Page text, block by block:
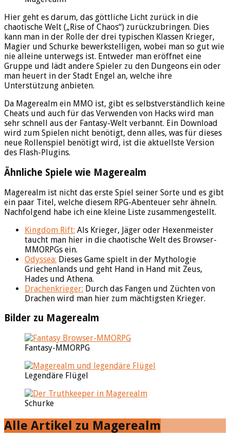
Hier geht es darum, das göttliche Licht zurück in die
chaotische Welt („Rise of Chaos“) zurückzubringen. Dies
kann man in der Rolle der drei typischen Klassen Krieger,
Magier und Schurke bewerkstelligen, wobei man so gut wie
nie alleine unterwegs ist. Entweder man eröffnet eine
Gruppe und lädt andere Spieler zu den Dungeons ein oder
man heuert in der Stadt Engel an, welche ihre
Unterstützung anbieten.
Da Magerealm ein MMO ist, gibt es selbstverständlich keine
Cheats und auch für das Verwenden von Hacks wird man
sehr schnell aus der Fantasy-Welt verbannt. Ein Download
wird zum Spielen nicht benötigt, denn alles, was für dieses
neue Rollenspiel benötigt wird, ist die aktuellste Version
des Flash-Plugins.
Ähnliche Spiele wie Magerealm
Magerealm ist nicht das erste Spiel seiner Sorte und es gibt
ein paar Titel, welche diesem RPG-Abenteuer sehr ähneln.
Nachfolgend habe ich eine kleine Liste zusammengestellt.
Kingdom Rift: Als Krieger, Jäger oder Hexenmeister
taucht man hier in die chaotische Welt des Browser-
MMORPGs ein.
Odyssea: Dieses Game spielt in der Mythologie
Griechenlands und geht Hand in Hand mit Zeus,
Hades und Athena.
Drachenkrieger: Durch das Fangen und Züchten von
Drachen wird man hier zum mächtigsten Krieger.
Bilder zu Magerealm
Fantasy-MMORPG
Legendäre Flügel
Schurke
Alle Artikel zu Magerealm